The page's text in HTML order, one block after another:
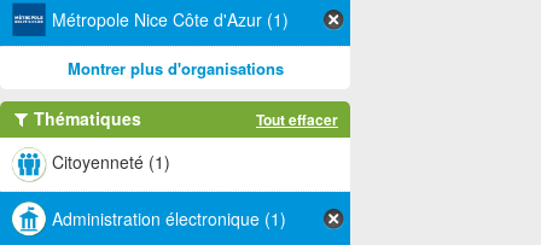
Métropole Nice Côte d'Azur (1)
Montrer plus d'organisations
Thématiques Tout effacer
Citoyenneté (1)
Administration électronique (1)